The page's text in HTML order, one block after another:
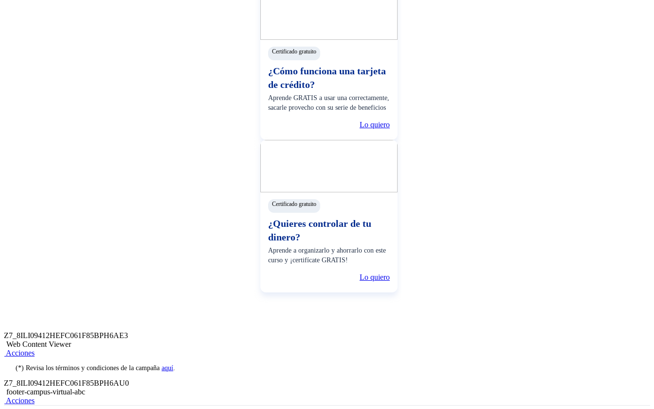
Certificado gratuito
¿Cómo funciona una tarjeta
de crédito?
Aprende GRATIS a usar una correctamente,
sacarle provecho con su serie de beneficios
Lo quiero
Certificado gratuito
¿Quieres controlar de tu
dinero?
Aprende a organizarlo y ahorrarlo con este
curso y ¡certifícate GRATIS!
Lo quiero
Z7_8ILI09412HEFC061F85BPH6AE3
Web Content Viewer
Acciones
(*) Revisa los términos y condiciones de la campaña aquí.
Z7_8ILI09412HEFC061F85BPH6AU0
footer-campus-virtual-abc
Acciones